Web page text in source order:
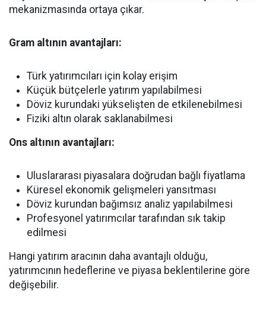
mekanizmasında ortaya çıkar.
Gram altının avantajları:
Türk yatırımcıları için kolay erişim
Küçük bütçelerle yatırım yapılabilmesi
Döviz kurundaki yükselişten de etkilenebilmesi
Fiziki altın olarak saklanabilmesi
Ons altının avantajları:
Uluslararası piyasalara doğrudan bağlı fiyatlama
Küresel ekonomik gelişmeleri yansıtması
Döviz kurundan bağımsız analiz yapılabilmesi
Profesyonel yatırımcılar tarafından sık takip
edilmesi
Hangi yatırım aracının daha avantajlı olduğu,
yatırımcının hedeflerine ve piyasa beklentilerine göre
değişebilir.